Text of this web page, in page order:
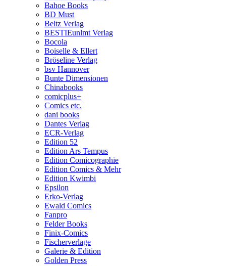
Bahoe Books
BD Must
Beltz Verlag
BESTIEunlmt Verlag
Bocola
Boiselle & Ellert
Bröseline Verlag
bsv Hannover
Bunte Dimensionen
Chinabooks
comicplus+
Comics etc.
dani books
Dantes Verlag
ECR-Verlag
Edition 52
Edition Ars Tempus
Edition Comicographie
Edition Comics & Mehr
Edition Kwimbi
Epsilon
Erko-Verlag
Ewald Comics
Fanpro
Felder Books
Finix-Comics
Fischerverlage
Galerie & Edition
Golden Press